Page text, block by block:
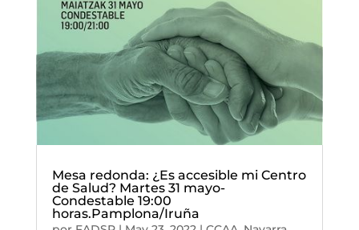
Mesa redonda: ¿Es accesible mi Centro
de Salud? Martes 31 mayo-
Condestable 19:00
horas.Pamplona/Iruña